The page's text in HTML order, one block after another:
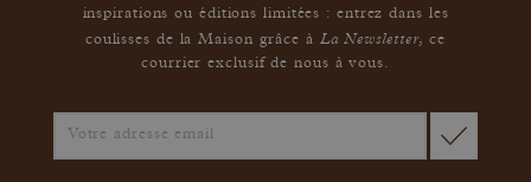
inspirations ou éditions limitées : entrez dans les
coulisses de la Maison grâce à La Newsletter,ce
courrier exclusif de nous à vous.